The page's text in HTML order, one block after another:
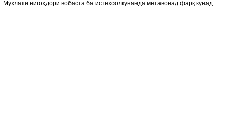
Муҳлати нигоҳдорӣ вобаста ба истеҳсолкунанда метавонад фарқ кунад.